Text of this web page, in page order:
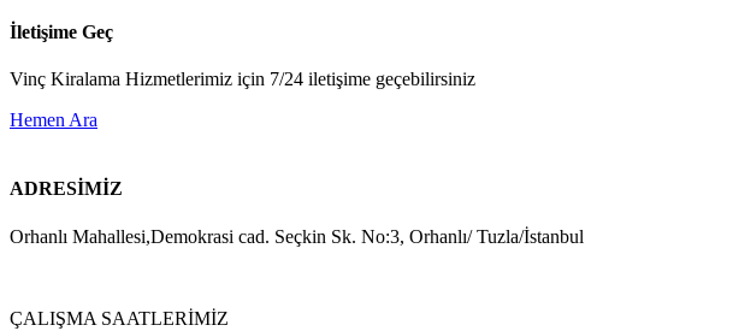
İletişime Geç
Vinç Kiralama Hizmetlerimiz için 7/24 iletişime geçebilirsiniz
Hemen Ara
ADRESİMİZ
Orhanlı Mahallesi,Demokrasi cad. Seçkin Sk. No:3, Orhanlı/ Tuzla/İstanbul
ÇALIŞMA SAATLERİMİZ